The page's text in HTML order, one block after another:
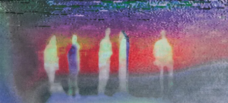
Abrindo o disco,Casos de Colômbiaserve de balizador
para faixas poéticas como o soul psicodélico deNuvem
nua
, o easy listening esparso deDorme pra ver se me
esquece,o pop rock radicalmente brasileiro deQuem
nunca quis demaise Um tempo pra pensar– estas duas
lembrando um pouco o som praiano de Lulu Santos e
Charlie Brown Jr. Também cede espaço para a vibe
sixties deCe la viee para o clima alt-disco de Como te